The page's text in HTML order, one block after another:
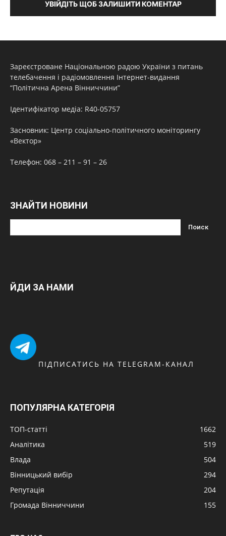
УВІЙДІТЬ ЩОБ ЗАЛИШИТИ КОМЕНТАР
Зареєстроване Національною радою України з питань
телебачення і радіомовлення Інтернет-видання
“Політична Арена Вінниччини”
Ідентифікатор медіа: R40-05757
Засновник: Центр соціально-політичного моніторингу
«Вектор»
Телефон: 068 – 211 – 91 – 26
ЗНАЙТИ НОВИНИ
ЙДИ ЗА НАМИ
ПІДПИСАТИСЬ НА TELEGRAM-КАНАЛ
ПОПУЛЯРНА КАТЕГОРІЯ
ТОП-статті
1662
Аналітика
519
Влада
504
Вінницький вибір
294
Репутація
204
Громада Вінниччини
155